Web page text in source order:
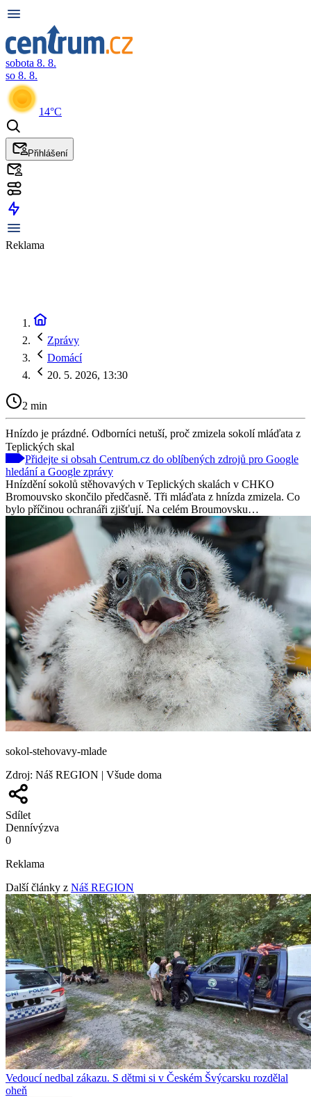
sobota 8. 8.
so 8. 8.
14°C
Přihlášení
Reklama
Zprávy
Domácí
20. 5. 2026, 13:30
2 min
Hnízdo je prázdné. Odborníci netuší, proč zmizela sokolí mláďata z
Teplických skal
Přidejte si obsah Centrum.cz do oblíbených zdrojů pro Google
hledání a Google zprávy
Hnízdění sokolů stěhovavých v Teplických skalách v CHKO
Bromouvsko skončilo předčasně. Tři mláďata z hnízda zmizela. Co
bylo příčinou ochranáři zjišťují. Na celém Broumovsku…
sokol-stehovavy-mlade
Zdroj: Náš REGION | Všude doma
Sdílet
Dennívýzva
0
Reklama
Další články z Náš REGION
Vedoucí nedbal zákazu. S dětmi si v Českém Švýcarsku rozdělal
oheň